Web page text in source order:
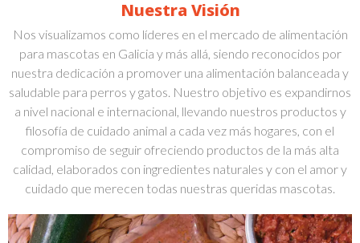
Nuestra Visión
Nos visualizamos como líderes en el mercado de alimentación
para mascotas en Galicia y más allá, siendo reconocidos por
nuestra dedicación a promover una alimentación balanceada y
saludable para perros y gatos. Nuestro objetivo es expandirnos
a nivel nacional e internacional, llevando nuestros productos y
filosofía de cuidado animal a cada vez más hogares, con el
compromiso de seguir ofreciendo productos de la más alta
calidad, elaborados con ingredientes naturales y con el amor y
cuidado que merecen todas nuestras queridas mascotas.